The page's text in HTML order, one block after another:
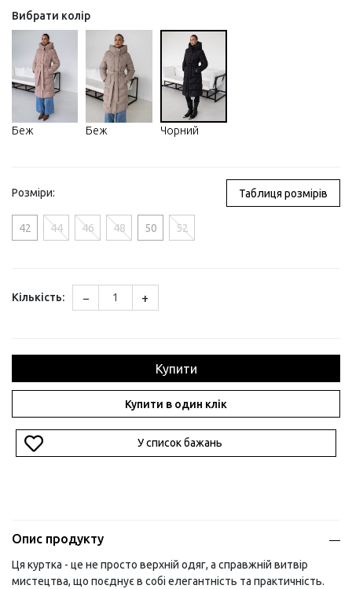
Вибрати колір
Беж Беж Чорний
Розміри: Таблиця розмірів
42 44 46 48 50 52
Кількість: − +
Купити
Купити в один клік
У список бажань
Опис продукту
Ця куртка - це не просто верхній одяг, а справжній витвір
мистецтва, що поєднує в собі елегантність та практичність.